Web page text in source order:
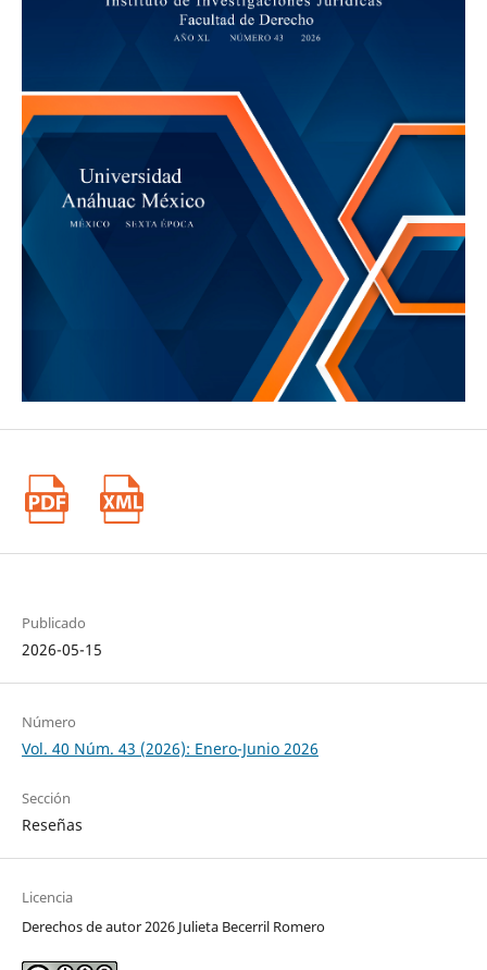
Publicado
2026-05-15
Número
Vol. 40 Núm. 43 (2026): Enero-Junio 2026
Sección
Reseñas
Licencia
Derechos de autor 2026 Julieta Becerril Romero